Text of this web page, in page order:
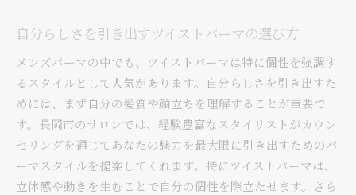
自分らしさを引き出すツイストパーマの選び方
メンズパーマの中でも、ツイストパーマは特に個性を強調す
るスタイルとして人気があります。自分らしさを引き出すた
めには、まず自分の髪質や顔立ちを理解することが重要で
す。長岡市のサロンでは、経験豊富なスタイリストがカウン
セリングを通じてあなたの魅力を最大限に引き出すためのパ
ーマスタイルを提案してくれます。特にツイストパーマは、
立体感や動きを生むことで自分の個性を際立たせます。さら